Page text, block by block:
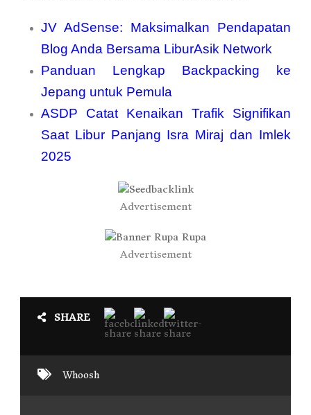
JV AdSense: Maksimalkan Pendapatan
Blog Anda Bersama LiburAsik Network
Panduan Lengkap Backpacking ke
Jepang untuk Pemula
ASDP Catat Kenaikan Trafik Signifikan
Saat Libur Panjang Isra Miraj dan Imlek
2025
Advertisement
Advertisement
SHARE
Whoosh